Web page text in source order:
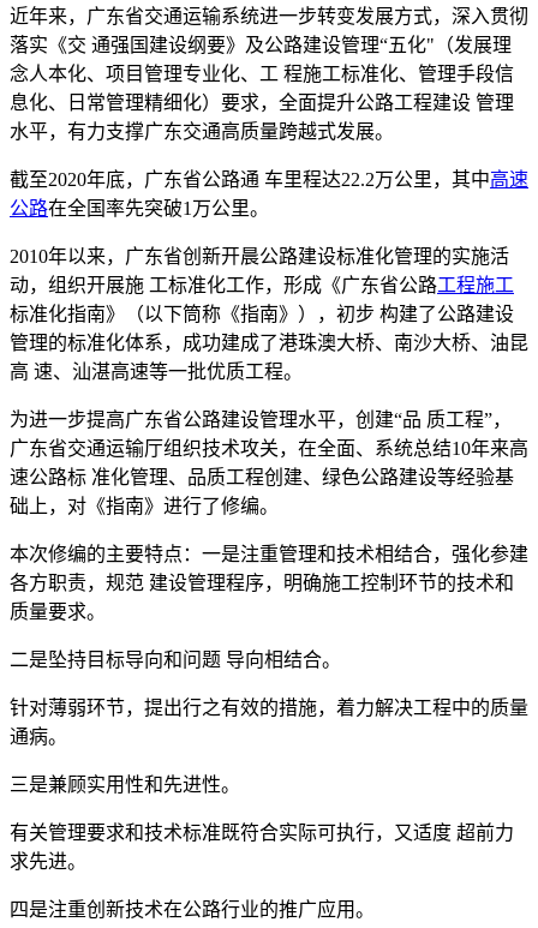
近年来，广东省交通运输系统进一步转变发展方式，深入贯彻
落实《交 通强国建设纲要》及公路建设管理“五化"（发展理
念人本化、项目管理专业化、工 程施工标准化、管理手段信
息化、日常管理精细化）要求，全面提升公路工程建设 管理
水平，有力支撑广东交通高质量跨越式发展。
截至2020年底，广东省公路通 车里程达22.2万公里，其中高速
公路在全国率先突破1万公里。
2010年以来，广东省创新开晨公路建设标准化管理的实施活
动，组织开展施 工标准化工作，形成《广东省公路工程施工
标准化指南》（以下筒称《指南》），初步 构建了公路建设
管理的标准化体系，成功建成了港珠澳大桥、南沙大桥、油昆
高 速、汕湛高速等一批优质工程。
为进一步提高广东省公路建设管理水平，创建“品 质工程”，
广东省交通运输厅组织技术攻关，在全面、系统总结10年来高
速公路标 准化管理、品质工程创建、绿色公路建设等经验基
础上，对《指南》进行了修编。
本次修编的主要特点：一是注重管理和技术相结合，强化参建
各方职责，规范 建设管理程序，明确施工控制环节的技术和
质量要求。
二是坠持目标导向和问题 导向相结合。
针对薄弱环节，提出行之有效的措施，着力解决工程中的质量
通病。
三是兼顾实用性和先进性。
有关管理要求和技术标准既符合实际可执行，又适度 超前力
求先进。
四是注重创新技术在公路行业的推广应用。